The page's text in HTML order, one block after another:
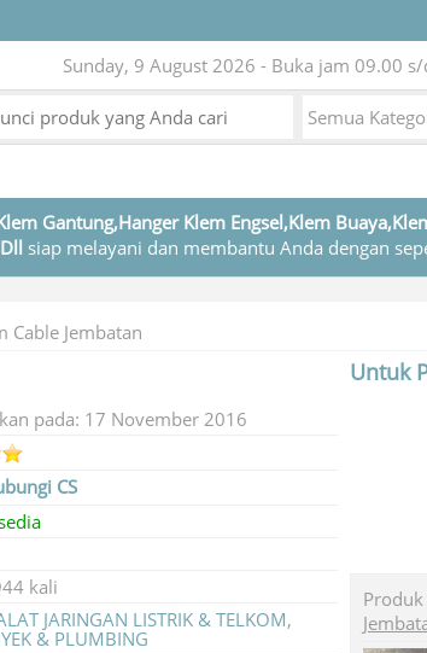
Sunday, 9 August 2026 - Buka jam 09.00
Gantung,Hanger Klem Engsel,Klem
siap melayani dan membantu Anda dengan
Cable Jembatan
pada: 17 November 2016
CS
kali
JARINGAN LISTRIK & TELKOM,
& PLUMBING
Untuk